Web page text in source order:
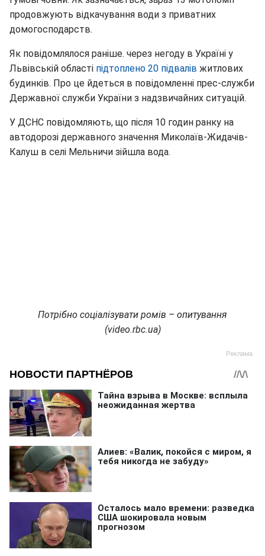
продовжують відкачування води з приватних
домогосподарств.
Як повідомлялося раніше. через негоду в Україні у
Львівській області підтоплено 20 підвалів житлових
будинків. Про це йдеться в повідомленні прес-служби
Державної служби України з надзвичайних ситуацій.
У ДСНС повідомляють, що після 10 годин ранку на
автодорозі державного значення Миколаїв-Жидачів-
Калуш в селі Мельничи зійшла вода.
Потрібно соціалізувати ромів – опитування
(video.rbc.ua)